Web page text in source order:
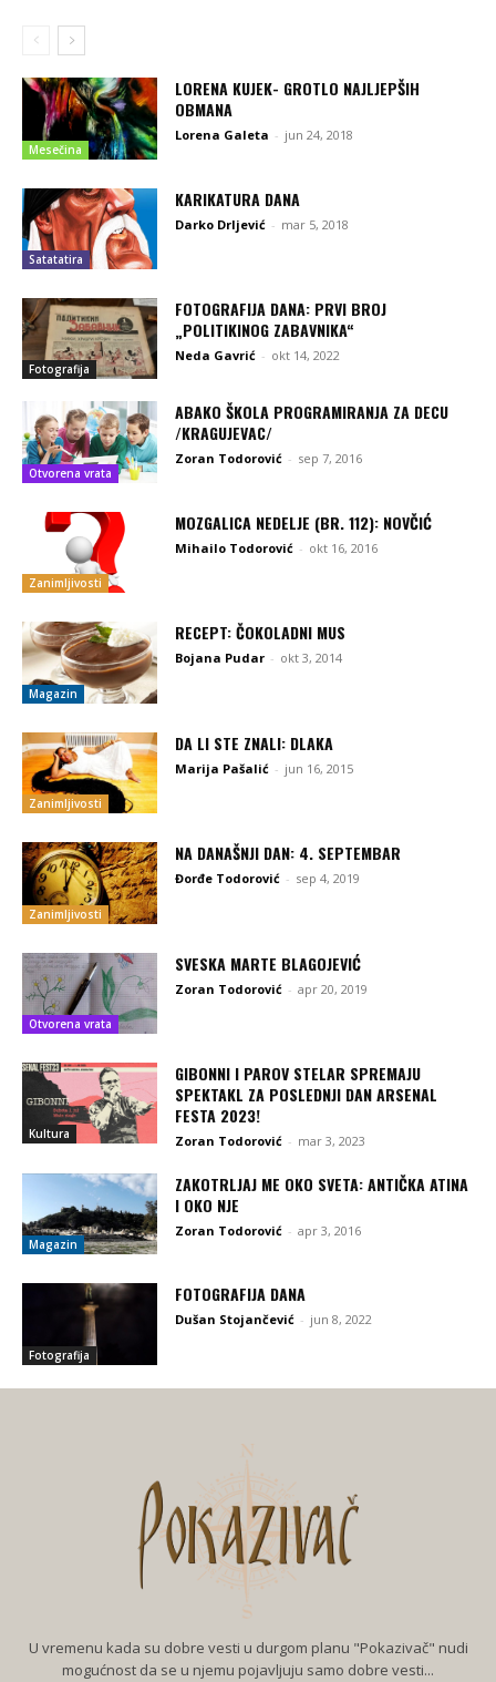
Mesečina
LORENA KUJEK- GROTLO NAJLJEPŠIH
OBMANA
Lorena Galeta - jun 24, 2018
Satatatira
KARIKATURA DANA
Darko Drljević - mar 5, 2018
Fotografija
FOTOGRAFIJA DANA: PRVI BROJ
„POLITIKINOG ZABAVNIKA“
Neda Gavrić - okt 14, 2022
Otvorena vrata
ABAKO ŠKOLA PROGRAMIRANJA ZA DECU
/KRAGUJEVAC/
Zoran Todorović - sep 7, 2016
Zanimljivosti
MOZGALICA NEDELJE (BR. 112): NOVČIĆ
Mihailo Todorović - okt 16, 2016
Magazin
RECEPT: ČOKOLADNI MUS
Bojana Pudar - okt 3, 2014
Zanimljivosti
DA LI STE ZNALI: DLAKA
Marija Pašalić - jun 16, 2015
Zanimljivosti
NA DANAŠNJI DAN: 4. SEPTEMBAR
Đorđe Todorović - sep 4, 2019
Otvorena vrata
SVESKA MARTE BLAGOJEVIĆ
Zoran Todorović - apr 20, 2019
Kultura
GIBONNI I PAROV STELAR SPREMAJU
SPEKTAKL ZA POSLEDNJI DAN ARSENAL
FESTA 2023!
Zoran Todorović - mar 3, 2023
Magazin
ZAKOTRLJAJ ME OKO SVETA: ANTIČKA ATINA
I OKO NJE
Zoran Todorović - apr 3, 2016
Fotografija
FOTOGRAFIJA DANA
Dušan Stojančević - jun 8, 2022
U vremenu kada su dobre vesti u durgom planu "Pokazivač" nudi
mogućnost da se u njemu pojavljuju samo dobre vesti...